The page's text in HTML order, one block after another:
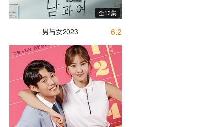
全12集
男与女2023 6.2